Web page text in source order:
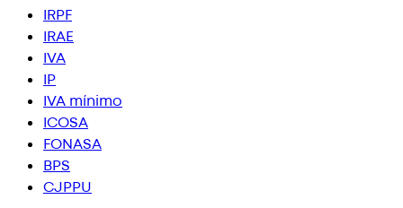
IRPF
IRAE
IVA
IP
IVA mínimo
ICOSA
FONASA
BPS
CJPPU